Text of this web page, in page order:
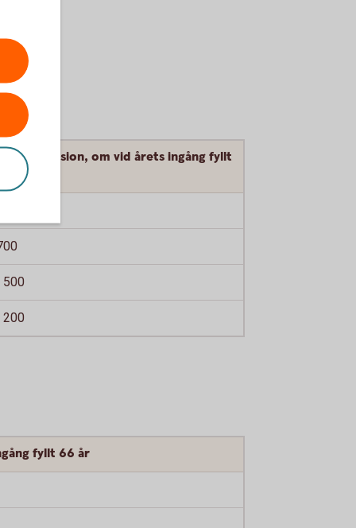
på pension, om vid årets ingång fyllt
500
200
fyllt 66 år